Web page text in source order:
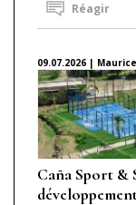
Réagir
09.07.2026 | Maurice
Caña Sport &